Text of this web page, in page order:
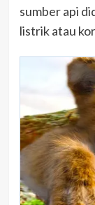
sumber api
listrik atau